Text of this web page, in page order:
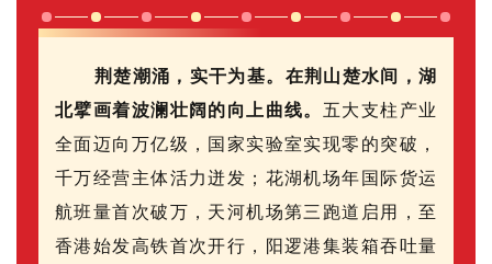
荆楚潮涌，实干为基。在荆山楚水间，湖
北擘画着波澜壮阔的向上曲线。 五大支柱产业
全面迈向万亿级，国家实验室实现零的突破，
千万经营主体活力迸发； 花湖机场年国际货运
航班量首次破万 ， 天河机场第三跑道启用，至
香港始发高铁首次开行，
阳逻港集装箱吞吐量